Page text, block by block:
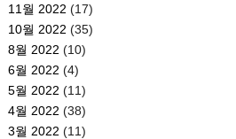
11월 2022 (17)
10월 2022 (35)
8월 2022 (10)
6월 2022 (4)
5월 2022 (11)
4월 2022 (38)
3월 2022 (11)